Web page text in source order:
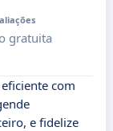
gratuita
com
e fidelize